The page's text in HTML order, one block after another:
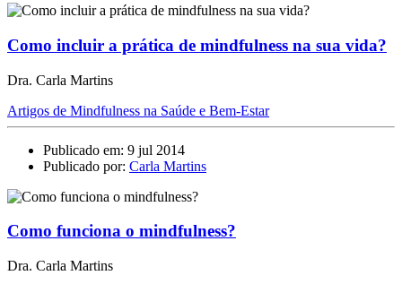
Como incluir a prática de mindfulness na sua vida?
Dra. Carla Martins
Artigos de Mindfulness na Saúde e Bem-Estar
Publicado em: 9 jul 2014
Publicado por: Carla Martins
Como funciona o mindfulness?
Dra. Carla Martins